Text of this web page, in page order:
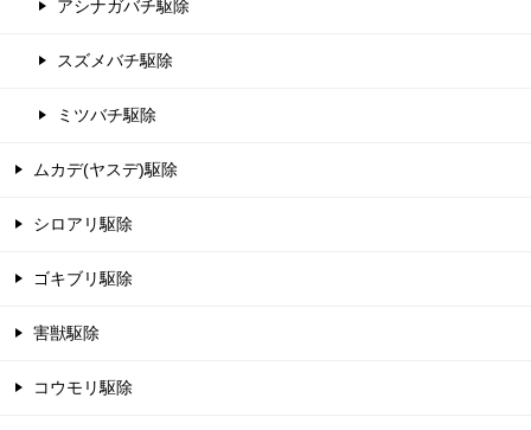
アシナガバチ駆除
スズメバチ駆除
ミツバチ駆除
ムカデ(ヤスデ)駆除
シロアリ駆除
ゴキブリ駆除
害獣駆除
コウモリ駆除